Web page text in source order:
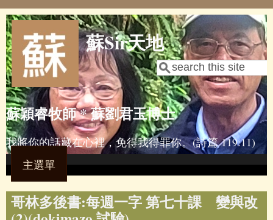
Skip to main content
蘇Sir天地
Search form
Search
蘇穎睿牧師 * 蘇劉君玉博士
我將你的話藏在心裡，免得我得罪你。(詩篇 119:11)
主選單
哥林多後書:每週一字 第七十課 變與改